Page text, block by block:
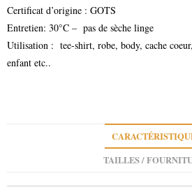
Certificat d’origine : GOTS
Entretien: 30°C – pas de sèche linge
Utilisation : tee-shirt, robe, body, cache
enfant etc..
TAILLES /